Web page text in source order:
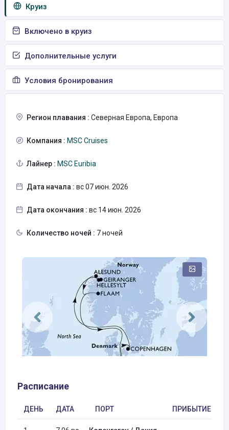
Круиз
Включено в круиз
Дополнительные услуги
Условия бронирования
Регион плавания : Северная Европа, Европа
Компания : MSC Cruises
Лайнер : MSC Euribia
Дата начала : вс 07 июн. 2026
Дата окончания : вс 14 июн. 2026
Количество ночей : 7 ночей
Расписание
ДЕНЬ ДАТА ПОРТ ПРИБЫТИЕ